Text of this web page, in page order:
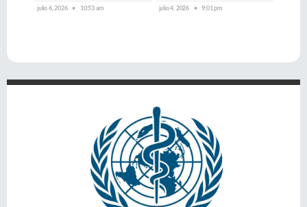
julio 6, 2026 10:53 am julio 4, 2026 9:01 pm